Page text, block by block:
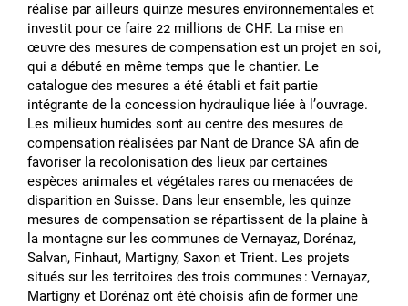
réalise par ailleurs quinze mesures environnementales et
investit pour ce faire 22 millions de CHF. La mise en
œuvre des mesures de compensation est un projet en soi,
qui a débuté en même temps que le chantier. Le
catalogue des mesures a été établi et fait partie
intégrante de la concession hydraulique liée à lʼouvrage.
Les milieux humides sont au centre des mesures de
compensation réalisées par Nant de Drance SA afin de
favoriser la recolonisation des lieux par certaines
espèces animales et végétales rares ou menacées de
disparition en Suisse. Dans leur ensemble, les quinze
mesures de compensation se répartissent de la plaine à
la montagne sur les communes de Vernayaz, Dorénaz,
Salvan, Finhaut, Martigny, Saxon et Trient. Les projets
situés sur les territoires des trois communes : Vernayaz,
Martigny et Dorénaz ont été choisis afin de former une